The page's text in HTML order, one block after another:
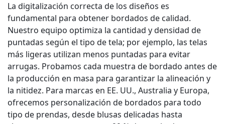
La digitalización correcta de los diseños es
fundamental para obtener bordados de calidad.
Nuestro equipo optimiza la cantidad y densidad de
puntadas según el tipo de tela; por ejemplo, las telas
más ligeras utilizan menos puntadas para evitar
arrugas. Probamos cada muestra de bordado antes de
la producción en masa para garantizar la alineación y
la nitidez. Para marcas en EE. UU., Australia y Europa,
ofrecemos personalización de bordados para todo
tipo de prendas, desde blusas delicadas hasta